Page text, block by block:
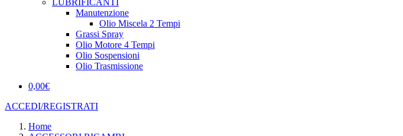
LUBRIFICANTI
Manutenzione
Olio Miscela 2 Tempi
Grassi Spray
Olio Motore 4 Tempi
Olio Sospensioni
Olio Trasmissione
0,00€
ACCEDI/REGISTRATI
Home